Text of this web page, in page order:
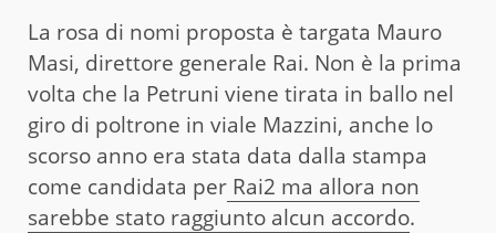
La rosa di nomi proposta è targata Mauro
Masi, direttore generale Rai. Non è la prima
volta che la Petruni viene tirata in ballo nel
giro di poltrone in viale Mazzini, anche lo
scorso anno era stata data dalla stampa
come candidata per Rai2 ma allora non
sarebbe stato raggiunto alcun accordo.